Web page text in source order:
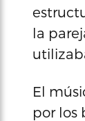
la
El
por los